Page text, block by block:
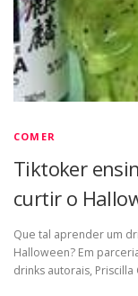
COMER
Tiktoker
curtir o
Que tal aprender um
Halloween? Em
drinks autorais,